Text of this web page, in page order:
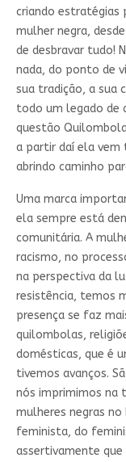
criando estratégias
mulher negra,
de desbravar tudo!
nada, do ponto de
sua tradição, a sua
todo um legado de
questão
a partir daí ela vem
abrindo caminho
Uma marca
ela sempre está
comunitária. A
racismo, no
na perspectiva da
resistência, temos
presença se faz
quilombolas,
domésticas, que é
tivemos avanços.
nós imprimimos na
mulheres negras no
feminista, do
assertivamente